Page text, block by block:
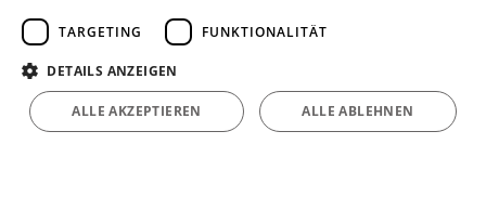
TARGETING FUNKTIONALITÄT
DETAILS ANZEIGEN
ALLE AKZEPTIEREN ALLE ABLEHNEN